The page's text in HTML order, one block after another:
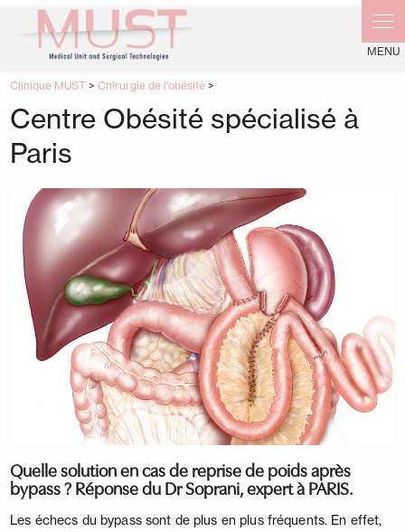
Clinique MUST >Chirurgie de l'obésité >
Centre Obésité spécialisé à
Paris
Quelle solution en cas de reprise de poids après
bypass ? Réponse du Dr Soprani, expert à PARIS.
Les échecs du bypass sont de plus en plus fréquents. En effet,
Panneau de gestion des cookies